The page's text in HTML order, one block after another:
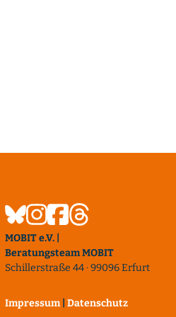
MOBIT e.V. |
Beratungsteam MOBIT
Schillerstraße 44 · 99096 Erfurt
Impressum Datenschutz